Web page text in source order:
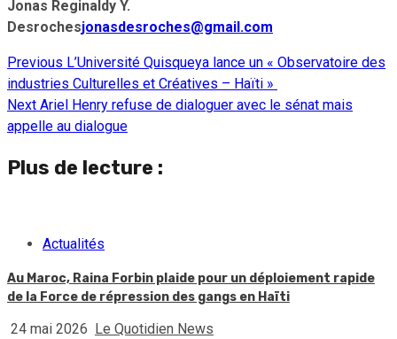
Jonas Reginaldy Y.
Desrochesjonasdesroches@gmail.com
Continue
Reading
Previous L’Université Quisqueya lance un « Observatoire des
industries Culturelles et Créatives – Haïti »
Next Ariel Henry refuse de dialoguer avec le sénat mais
appelle au dialogue
Plus de lecture :
Actualités
Au Maroc, Raina Forbin plaide pour un déploiement rapide
de la Force de répression des gangs en Haïti
24 mai 2026 Le Quotidien News